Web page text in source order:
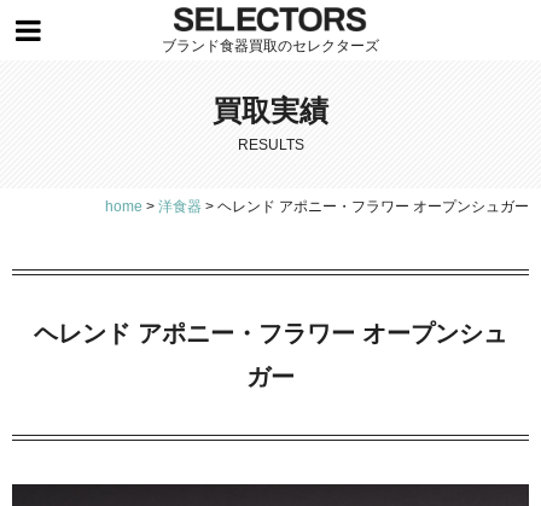
ブランド食器買取のセレクターズ
買取実績
RESULTS
home > 洋食器 > ヘレンド アポニー・フラワー オープンシュガー
ヘレンド アポニー・フラワー オープンシュ
ガー